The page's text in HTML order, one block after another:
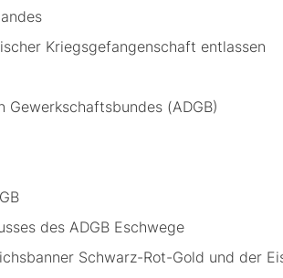
Kriegsgefangenschaft entlassen
(ADGB)
des ADGB Eschwege
Schwarz-Rot-Gold und der